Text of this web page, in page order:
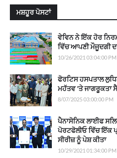
ਮਸ਼ਹੂਰ ਪੋਸਟਾਂ
ਵੇਵਿਨ ਨੇ ਇੱਕ ਹੋਰ
ਵਿੱਚ ਆਪਣੀ ਮੌਜੂਦਗੀ
10/26/2021 03:04:00 PM
ਫੋਰਟਿਸ ਹਸਪਤਾਲ
ਮਹੱਤਵ 'ਤੇ ਜਾਗਰੂਕਤਾ
8/07/2025 03:00:00 PM
ਪੈਨਾਸੋਨਿਕ ਲਾਈਫ
ਪੋਰਟਫੋਲੀਓ ਵਿੱਚ ਇੱਕ
ਸੀਰੀਜ਼ ਨੂੰ ਪੇਸ਼ ਕੀਤਾ
10/29/2021 01:34:00 PM